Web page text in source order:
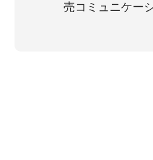
売コミュニケー